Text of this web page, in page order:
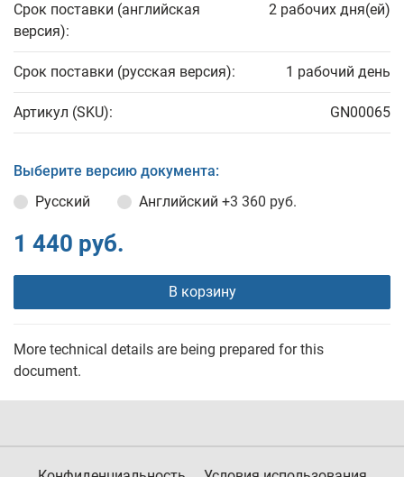
Срок поставки (английская
версия):
2 рабочих дня(ей)
Срок поставки (русская версия): 1 рабочий день
Артикул (SKU): GN00065
Выберите версию документа:
Русский
Английский +3 360 руб.
1 440 руб.
В корзину
More technical details are being prepared for this
document.